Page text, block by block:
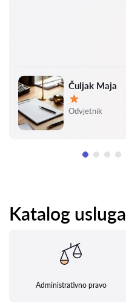
Čuljak Maja
Ocjena:
Odvjetnik
Katalog usluga
Administrativno pravo